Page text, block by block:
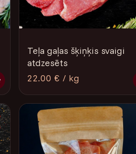
Teļa gaļas šķiņķis svaigi
atdzesēts
22.00 € / kg